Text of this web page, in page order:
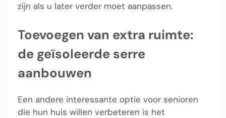
zijn als u later verder moet aanpassen.
Toevoegen van extra ruimte:
de geïsoleerde serre
aanbouwen
Een andere interessante optie voor senioren
die hun huis willen verbeteren is het